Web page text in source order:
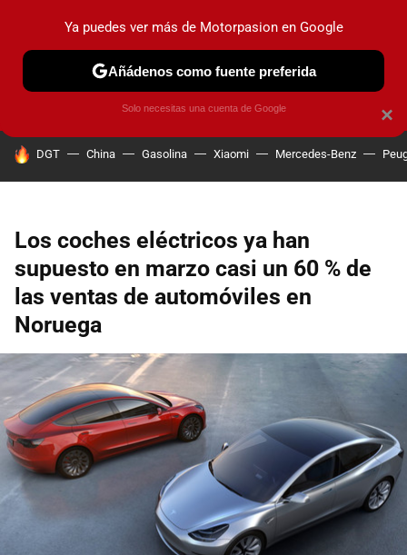
PRUEBAS COCHES ELÉCTRICOS OBSERVATORIO
HOY SE HABLA DE
DGT China Gasolina Xiaomi Mercedes-Benz
Los coches eléctricos ya han
supuesto en marzo casi un 60 % de
las ventas de automóviles en
Noruega
×
Ya puedes ver más de Motorpasion en Google
Añádenos como fuente preferida
Solo necesitas una cuenta de Google